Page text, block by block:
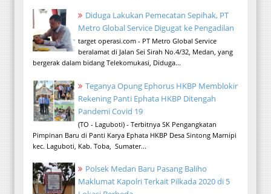
Diduga Lakukan Pemecatan Sepihak, PT
Metro Global Service Digugat ke Pengadilan
target operasi.com - PT Metro Global Service
beralamat di Jalan Sei Sirah No.4/32, Medan, yang
bergerak dalam bidang Telekomukasi, Diduga...
Teganya Opung Ephorus HKBP Memblokir
Rekening Panti Ephata HKBP Ditengah
Pandemi Covid 19
(TO - Laguboti) - Terbitnya SK Pengangkatan
Pimpinan Baru di Panti Karya Ephata HKBP Desa Sintong Marnipi
kec. Laguboti, Kab. Toba, Sumater...
Polsek Medan Baru Pasang Baliho
Maklumat Kapolri Terkait Pilkada 2020 di 5